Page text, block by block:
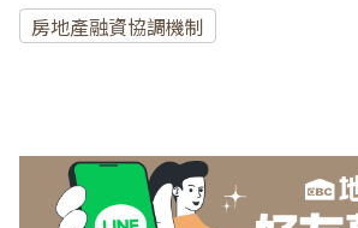
房地產融資協調機制